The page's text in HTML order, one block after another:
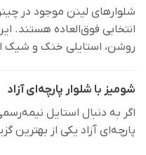
شلوارهای لینن موجود در
انتخابی فوق‌العاده هستند.
روشن، استایلی خنک و شیک
شومیز با شلوار پارچه‌ای آزاد
اگر به دنبال استایل
پارچه‌ای آزاد یکی از بهترین